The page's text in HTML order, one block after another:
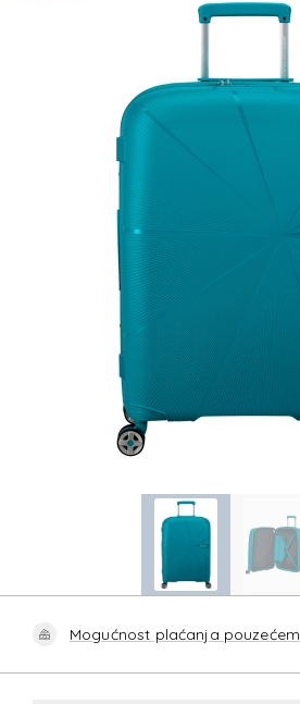
Mogućnost plaćanja pouzećem